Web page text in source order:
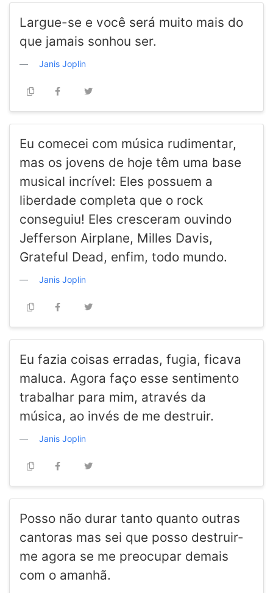
Largue-se e você será muito mais do
que jamais sonhou ser.
Janis Joplin
Eu comecei com música rudimentar,
mas os jovens de hoje têm uma base
musical incrível: Eles possuem a
liberdade completa que o rock
conseguiu! Eles cresceram ouvindo
Jefferson Airplane, Milles Davis,
Grateful Dead, enfim, todo mundo.
Janis Joplin
Eu fazia coisas erradas, fugia, ficava
maluca. Agora faço esse sentimento
trabalhar para mim, através da
música, ao invés de me destruir.
Janis Joplin
Posso não durar tanto quanto outras
cantoras mas sei que posso destruir-
me agora se me preocupar demais
com o amanhã.